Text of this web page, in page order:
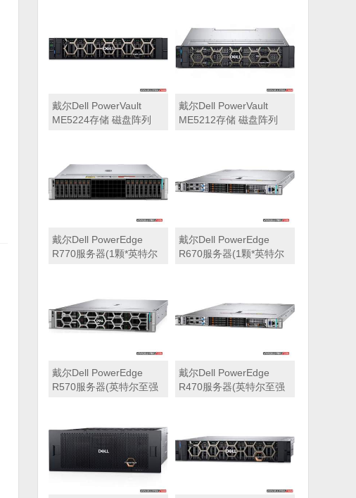
戴尔Dell PowerVault
ME5224存储 磁盘阵列
戴尔Dell PowerVault
ME5212存储 磁盘阵列
戴尔Dell PowerEdge
R770服务器(1颗*英特尔
PERC H965i阵列卡丨
800W双电源丨三年保修)
戴尔Dell PowerEdge
R670服务器(1颗*英特尔
PERC H965i阵列卡丨
800W双电源丨三年保修)
戴尔Dell PowerEdge
R570服务器(英特尔至强
SSD固态硬盘丨PERC
H965i阵列卡丨800W双电
源丨三年保修)
戴尔Dell PowerEdge
R470服务器(英特尔至强
H965i阵列卡丨800W双电
源丨三年保修)